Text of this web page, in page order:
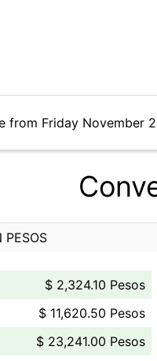
from Friday
PESOS
$ 2,324.10 Pesos
$ 11,620.50 Pesos
$ 23,241.00 Pesos